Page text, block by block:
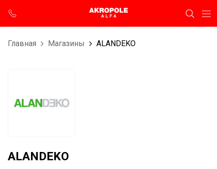
Главная Магазины ALANDEKO
ALANDEKO